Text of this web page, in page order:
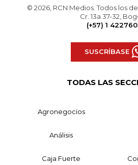
© 2026, RCN Medios. Todos los
Cr. 13a 37-32,
(+57) 1
SUSCRÍBASE
TODAS LAS
Agronegocios
Análisis
Caja Fuerte